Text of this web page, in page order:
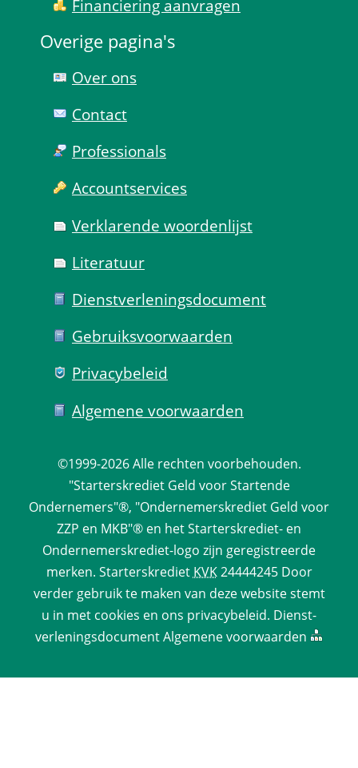
Financiering aanvragen
Overige pagina's
Over ons
Contact
Professionals
Account­services
Verklarende woorden­lijst
Literatuur
Dienst­verlenings­document
Gebruiks­voorwaarden
Privacy­beleid
Algemene voorwaarden
©1999-2026 Alle rechten voorbehouden.
"Starterskrediet Geld voor Startende
Ondernemers"®, "Ondernemerskrediet Geld voor
ZZP en MKB"® en het Starterskrediet- en
Ondernemerskrediet-logo zijn geregistreerde
merken. Starterskrediet KVK 24444245 Door
verder gebruik te maken van deze website stemt
u in met cookies en ons privacy­beleid. Dienst­
verlenings­documentAlgemene voorwaarden